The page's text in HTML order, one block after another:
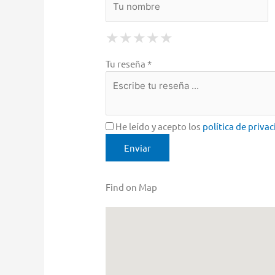
★ 1 Star
★ ★ 2 Stars
★ ★ ★ 3 Stars
★ ★ ★ ★ 4 Stars
★ ★ ★ ★ ★
Tu reseña *
He leído y acepto los política de
Find on Map